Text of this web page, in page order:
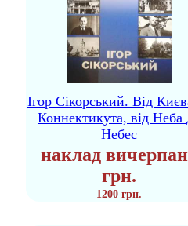
Ігор Сікорський. Від
Коннектикута, від Неба
Небес
наклад
грн.
1200 грн.